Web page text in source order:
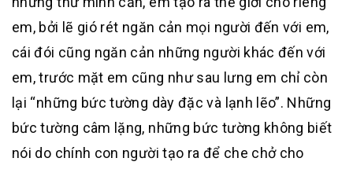
em, bởi lẽ gió rét ngăn cản mọi người đến với em,
cái đói cũng ngăn cản những người khác đến với
em, trước mặt em cũng như sau lưng em chỉ còn
lại “những bức tường dày đặc và lạnh lẽo”. Những
bức tường câm lặng, những bức tường không biết
nói do chính con người tạo ra để che chở cho